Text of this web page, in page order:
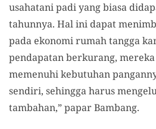
usahatani padi yang biasa
tahunnya. Hal ini dapat
pada ekonomi rumah tangga
pendapatan berkurang,
memenuhi kebutuhan
sendiri, sehingga harus
tambahan,” papar Bambang.